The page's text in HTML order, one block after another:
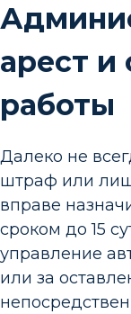
арест и
работы
Далеко не
штраф или
вправе
сроком до 15
управление
или за